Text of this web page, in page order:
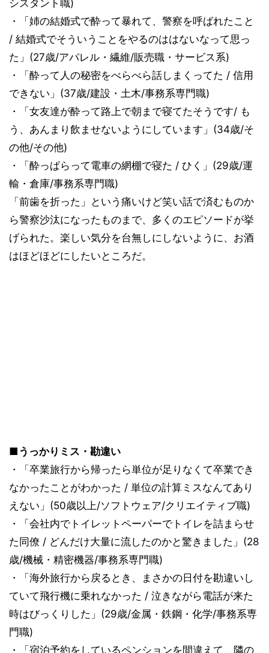
シスタント職)
・「姉の結婚式で酔って暴れて、警察を呼ばれたこと
/ 結婚式でそういうことをやるのははないなって思っ
た」(27歳/アパレル・繊維/販売職・サービス系)
・「酔って人の秘密をべらべら話しまくってた / 信用
できない」(37歳/建設・土木/事務系専門職)
・「女友達が酔って路上で朝まで寝てたそうです/ も
う、あんまり飲ませないようにしています」(34歳/そ
の他/その他)
・「酔っぱらって電車の網棚で寝た / ひく」(29歳/運
輸・倉庫/事務系専門職)
「前歯を折った」という痛いけど笑い話で済むものか
ら警察沙汰になったものまで、多くのエピソードが挙
げられた。楽しい気分を台無しにしないように、お酒
はほどほどにしたいところだ。
■うっかりミス・勘違い
・「卒業旅行から帰ったら単位が足りなくて卒業でき
なかったことがわかった / 単位の計算ミスなんてあり
えない」(50歳以上/ソフトウェア/クリエイティブ職)
・「会社内でトイレットペーパーでトイレを詰まらせ
た同僚 / どんだけ大量に流したのかと驚きました」(28
歳/機械・精密機器/事務系専門職)
・「海外旅行から戻るとき、まさかの日付を勘違いし
ていて飛行機に乗れなかった / 泣きながら電話が来た
時はびっくりした」(29歳/金属・鉄鋼・化学/事務系専
門職)
・「宿泊予約をしているペンションを間違えて、隣の